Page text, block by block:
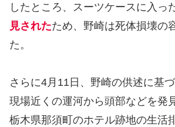
したところ、スーツケースに入っ
見されたため、野崎は死体損壊の
た。
さらに4月11日、野崎の供述に基
現場近くの運河から頭部などを発
栃木県那須町のホテル跡地の生活